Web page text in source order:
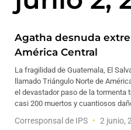
Agatha desnuda
América Central
La fragilidad de Guatemala, El
llamado Triángulo Norte de
el devastador paso de la tormenta
casi 200 muertos y cuantiosos
Corresponsal de IPS 2 junio,